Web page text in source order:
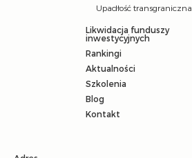
Upadłość transgraniczna
Likwidacja funduszy
inwestycyjnych
Rankingi
Aktualności
Szkolenia
Blog
Kontakt